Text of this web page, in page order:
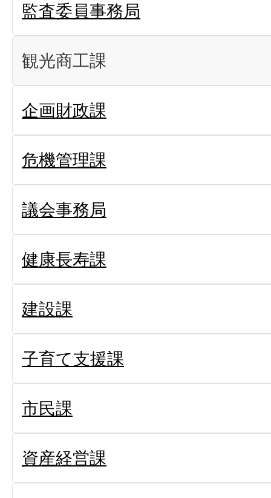
監査委員事務局
観光商工課
企画財政課
危機管理課
議会事務局
健康長寿課
建設課
子育て支援課
市民課
資産経営課